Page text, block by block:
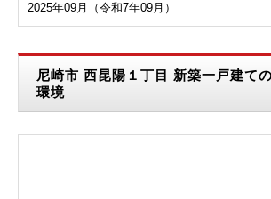
2025年09月（令和7年09月）
尼崎市 西昆陽１丁目 新築一戸建て
環境